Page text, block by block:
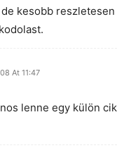
kesobb reszletesen
At 11:47
lenne egy külön